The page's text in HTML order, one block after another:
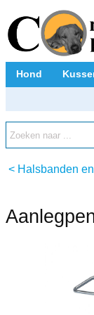
Hond
< Halsbanden